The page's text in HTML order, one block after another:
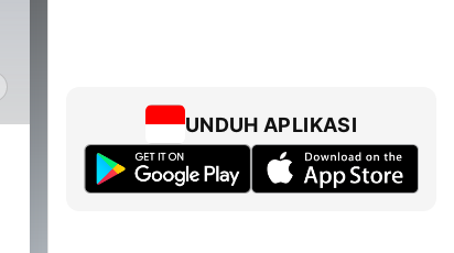
UNDUH APLIKASI